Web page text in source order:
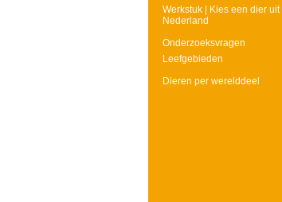
Werkstuk | Kies een dier uit
Nederland
Onderzoeksvragen
Leefgebieden
Dieren per werelddeel